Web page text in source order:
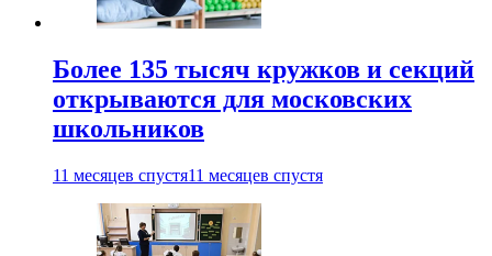
Более 135 тысяч кружков и секций
открываются для московских
школьников
11 месяцев спустя11 месяцев спустя